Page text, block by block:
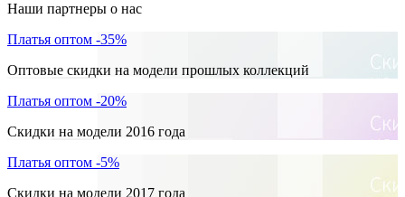
Наши партнеры о нас
Платья оптом -35%
Оптовые скидки на модели прошлых коллекций
Платья оптом -20%
Скидки на модели 2016 года
Платья оптом -5%
Скидки на модели 2017 года